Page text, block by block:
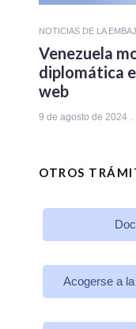
NOTICIAS DE LA
Venezuela
diplomática
web
9 de agosto de 2024
OTROS
Acogerse a